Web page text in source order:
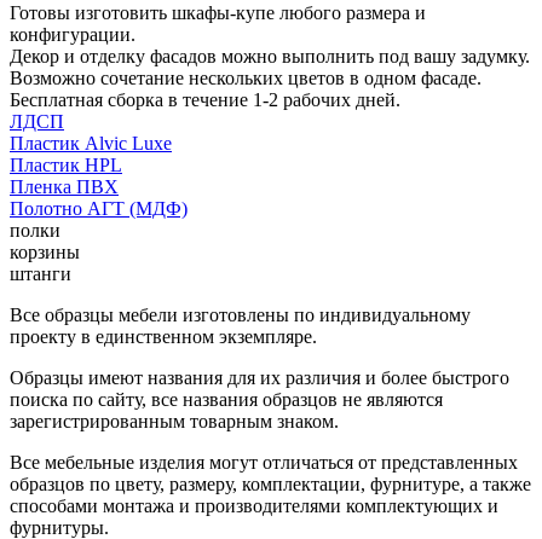
Готовы изготовить шкафы-купе любого размера и
конфигурации.
Декор и отделку фасадов можно выполнить под вашу задумку.
Возможно сочетание нескольких цветов в одном фасаде.
Бесплатная сборка в течение 1-2 рабочих дней.
ЛДСП
Пластик Alvic Luxe
Пластик HPL
Пленка ПВХ
Полотно АГТ (МДФ)
полки
корзины
штанги
Все образцы мебели изготовлены по индивидуальному
проекту в единственном экземпляре.
Образцы имеют названия для их различия и более быстрого
поиска по сайту, все названия образцов не являются
зарегистрированным товарным знаком.
Все мебельные изделия могут отличаться от представленных
образцов по цвету, размеру, комплектации, фурнитуре, а также
способами монтажа и производителями комплектующих и
фурнитуры.